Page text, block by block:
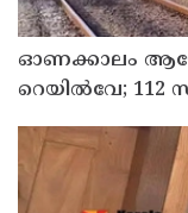
ഓണക്കാലം
റെയിൽവേ; 112